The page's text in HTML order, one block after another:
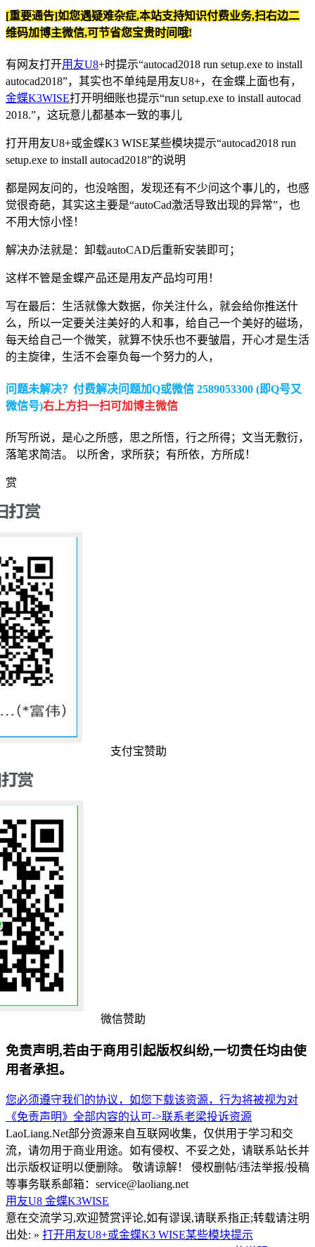
[重要通告]如您遇疑难杂症,本站支持知识付费业务,扫右边二
维码加博主微信,可节省您宝贵时间哦!
有网友打开用友U8+时提示“autocad2018 run setup.exe to install
autocad2018”，其实也不单纯是用友U8+，在金蝶上面也有，
金蝶K3WISE打开明细账也提示“run setup.exe to install autocad
2018.”，这玩意儿都基本一致的事儿
打开用友U8+或金蝶K3 WISE某些模块提示“autocad2018 run
setup.exe to install autocad2018”的说明
都是网友问的，也没啥图，发现还有不少问这个事儿的，也感
觉很奇葩，其实这主要是“autoCad激活导致出现的异常”，也
不用大惊小怪！
解决办法就是：卸载autoCAD后重新安装即可；
这样不管是金蝶产品还是用友产品均可用！
写在最后：生活就像大数据，你关注什么，就会给你推送什
么，所以一定要关注美好的人和事，给自己一个美好的磁场，
每天给自己一个微笑，就算不快乐也不要皱眉，开心才是生活
的主旋律，生活不会辜负每一个努力的人，
问题未解决？付费解决问题加Q或微信 2589053300 (即Q号又
微信号)右上方扫一扫可加博主微信
所写所说，是心之所感，思之所悟，行之所得；文当无敷衍，
落笔求简洁。 以所舍，求所获；有所依，方所成！
赏
支付宝赞助
微信赞助
免责声明,若由于商用引起版权纠纷,一切责任均由使
用者承担。
您必须遵守我们的协议，如您下载该资源，行为将被视为对
《免责声明》全部内容的认可->联系老梁投诉资源
LaoLiang.Net部分资源来自互联网收集，仅供用于学习和交
流，请勿用于商业用途。如有侵权、不妥之处，请联系站长并
出示版权证明以便删除。 敬请谅解！ 侵权删帖/违法举报/投稿
等事务联系邮箱：service@laoliang.net
用友U8 金蝶K3WISE
意在交流学习,欢迎赞赏评论,如有谬误,请联系指正;转载请注明
出处: » 打开用友U8+或金蝶K3 WISE某些模块提示